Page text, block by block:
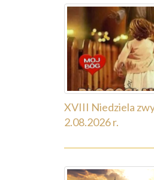
XVIII Niedziela
2.08.2026 r.